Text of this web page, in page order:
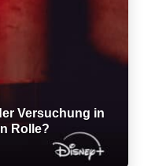
Versuchung in
Rolle?